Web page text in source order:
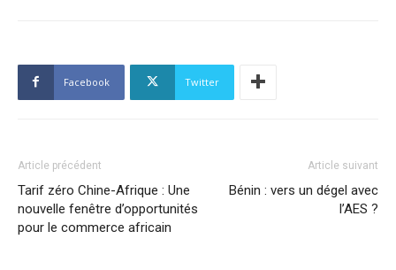
Facebook Twitter
Article précédent
Tarif zéro Chine-Afrique : Une
nouvelle fenêtre d’opportunités
pour le commerce africain
Article suivant
Bénin : vers un dégel avec
l’AES ?